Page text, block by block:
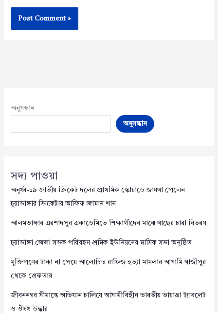
অনুসন্ধান
অনুসন্ধান
সদ্য পাওয়া
অনূর্ধ্ব-১৯ জাতীয় ক্রিকেট দলের প্রাথমিক স্কোয়াডে জায়গা পেলেন
চুয়াডাঙ্গার ক্রিকেটার আফিফ জামান শান
আলমডাঙ্গার এরশাদপুর একাডেমিতে শিক্ষার্থীদের মাঝে গাছের চারা বিতরণ
চুয়াডাঙ্গা জেলা সড়ক পরিবহন শ্রমিক ইউনিয়নের মাসিক সভা অনুষ্ঠিত
মুক্তিপণের টাকা না পেয়ে আলোচিত রাফিজ হত্যা মামলার আসামি গাজীপুর
থেকে গ্রেফতার
জীবননগর সীমান্তে অভিযান চালিয়ে আসামীবিহীন ভারতীয় ভায়াগ্রা ট্যাবলেট
ও ঔষধ উদ্ধার